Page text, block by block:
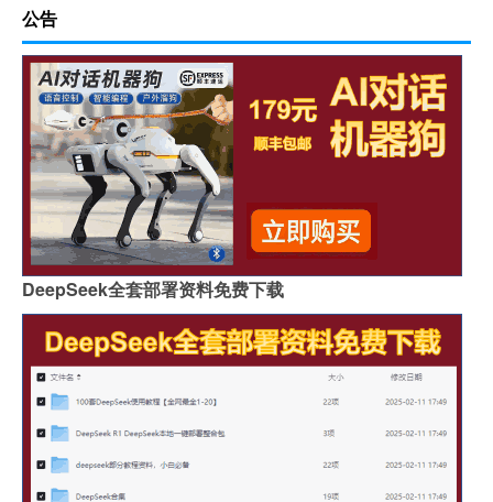
公告
DeepSeek全套部署资料免费下载